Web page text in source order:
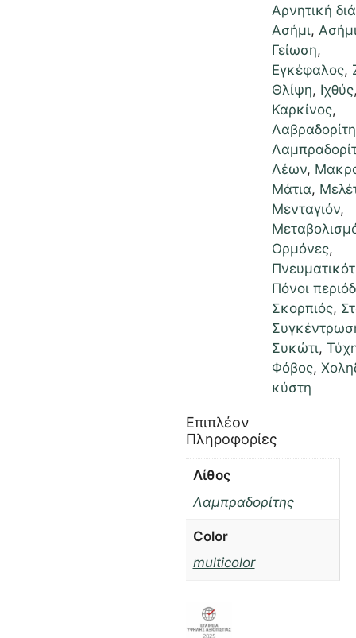
Αρνητική
Ασήμι,
Γείωση,
Εγκέφαλος,
Θλίψη, Ιχθύς
Καρκίνος,
Λέων,
Μάτια,
Μενταγιόν,
Ορμόνες,
Πόνοι
Σκορπιός,
Συκώτι,
Φόβος,
κύστη
Επιπλέον
Πληροφορίες
Λίθος
Λαμπραδορίτης
Color
multicolor